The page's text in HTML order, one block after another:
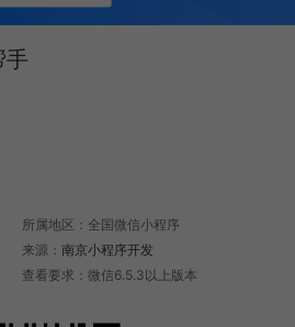
手
所属地区：全国微信小程序
来源：南京小程序开发
查看要求：微信6.5.3以上版本